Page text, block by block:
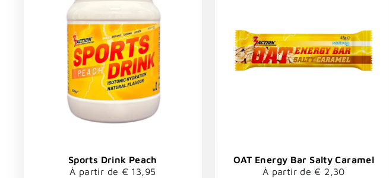
Sports Drink Peach
À partir de € 13,95
OAT Energy Bar Salty Caramel
À partir de € 2,30